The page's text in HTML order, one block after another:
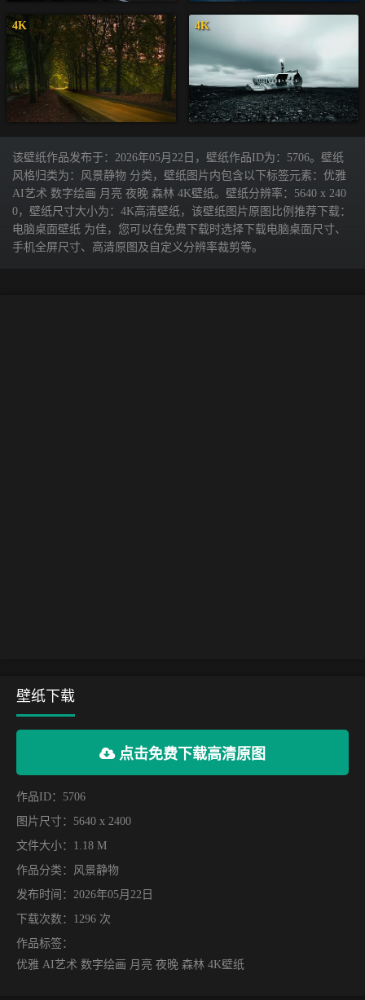
4K 4K
该壁纸作品发布于：2026年05月22日，壁纸作品ID为：5706。壁纸
风格归类为：风景静物 分类，壁纸图片内包含以下标签元素：优雅
AI艺术 数字绘画 月亮 夜晚 森林 4K壁纸。壁纸分辨率：5640 x 240
0，壁纸尺寸大小为：4K高清壁纸，该壁纸图片原图比例推荐下载：
电脑桌面壁纸 为佳，您可以在免费下载时选择下载电脑桌面尺寸、
手机全屏尺寸、高清原图及自定义分辨率裁剪等。
壁纸下载
点击免费下载高清原图
作品ID：5706
图片尺寸：5640 x 2400
文件大小：1.18 M
作品分类： 风景静物
发布时间：2026年05月22日
下载次数：1296 次
作品标签：
优雅 AI艺术 数字绘画 月亮 夜晚 森林 4K壁纸